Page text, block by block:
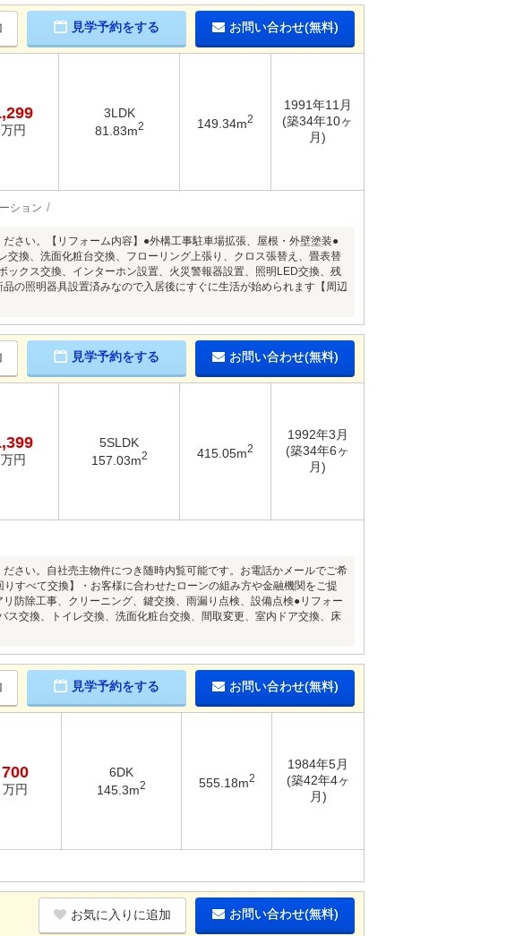
見学予約をする お問い合わせ(無料)
万円
3LDK
81.83m2 149.34m2
1991年11月
(築34年10ヶ
月)
ション
さい。【リフォーム内容】●外構工事駐車場拡張、屋根・外壁塗装●
換、洗面化粧台交換、フローリング上張り、クロス張替え、畳表替
クス交換、インターホン設置、火災警報器設置、照明LED交換、残
の照明器具設置済みなので入居後にすぐに生活が始められます【周辺
見学予約をする お問い合わせ(無料)
万円
5SLDK
157.03m2 415.05m2
1992年3月
(築34年6ヶ
月)
さい。自社売主物件につき随時内覧可能です。お電話かメールでご希
すべて交換】・お客様に合わせたローンの組み方や金融機関をご提
防除工事、クリーニング、鍵交換、雨漏り点検、設備点検●リフォー
交換、トイレ交換、洗面化粧台交換、間取変更、室内ドア交換、床
見学予約をする お問い合わせ(無料)
700
万円
6DK
145.3m2 555.18m2
1984年5月
(築42年4ヶ
月)
お気に入りに追加 お問い合わせ(無料)